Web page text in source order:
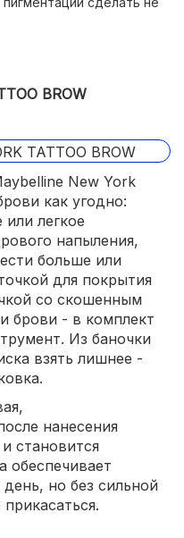
BROW
New York
как угодно:
или легкое
напыления,
больше или
для покрытия
со скошенным
брови - в комплект
Из баночки
взять лишнее -
нанесения
становится
обеспечивает
но без сильной